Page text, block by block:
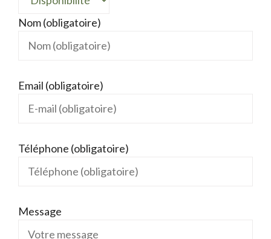
Nom (obligatoire)
Email (obligatoire)
Téléphone (obligatoire)
Message